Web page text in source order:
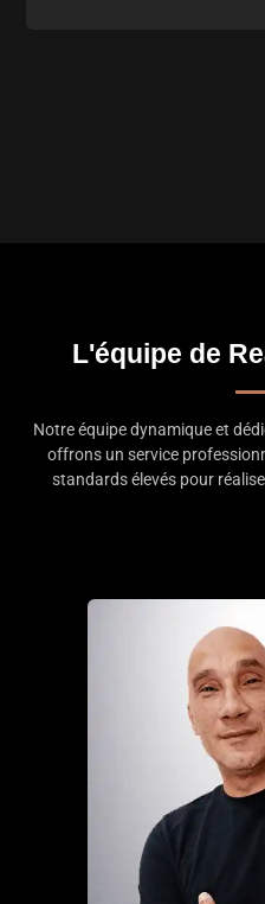
L'équipe de
Notre équipe dynamique et
offrons un service
standards élevés pour